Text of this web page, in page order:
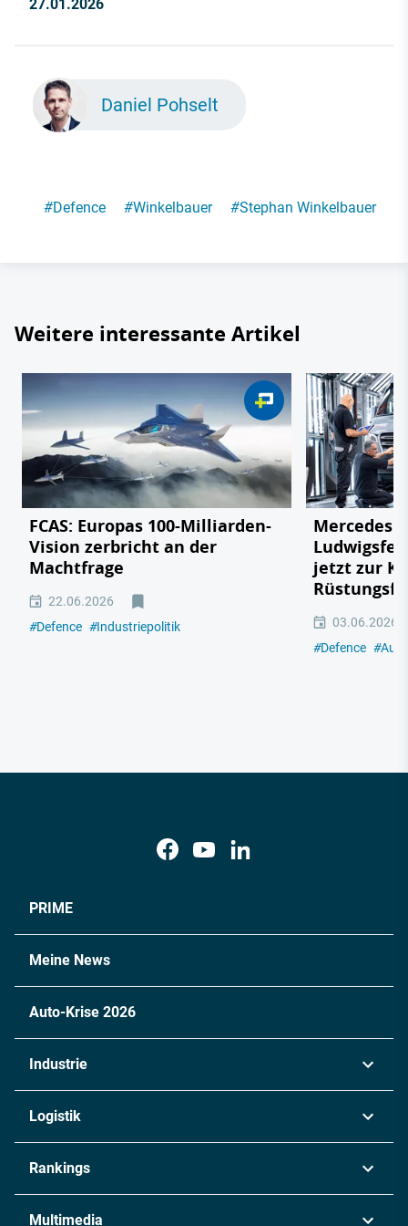
27.01.2026
Daniel Pohselt
#Defence #Winkelbauer #Stephan Winkelbauer
Weitere interessante Artikel
FCAS: Europas 100-Milliarden-
Vision zerbricht an der
Machtfrage
22.06.2026
#Defence #Industriepolitik
Mercedes
jetzt zur
03.06.2026
#Defence #
PRIME
Meine News
Auto-Krise 2026
Industrie
Chemie
Metall
Logistik
Rankings
Multimedia